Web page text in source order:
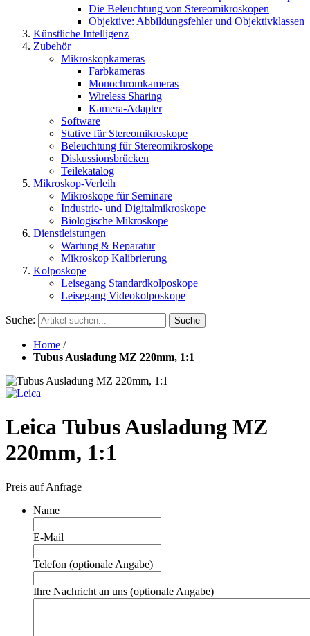
Die Beleuchtung von Stereomikroskopen
Objektive: Abbildungsfehler und Objektivklassen
Künstliche Intelligenz
Zubehör
Mikroskopkameras
Farbkameras
Monochromkameras
Wireless Sharing
Kamera-Adapter
Software
Stative für Stereomikroskope
Beleuchtung für Stereomikroskope
Diskussionsbrücken
Teilekatalog
Mikroskop-Verleih
Mikroskope für Seminare
Industrie- und Digitalmikroskope
Biologische Mikroskope
Dienstleistungen
Wartung & Reparatur
Mikroskop Kalibrierung
Kolposkope
Leisegang Standardkolposkope
Leisegang Videokolposkope
Suche: Suche
Home /
Tubus Ausladung MZ 220mm, 1:1
Leica Tubus Ausladung MZ
220mm, 1:1
Preis auf Anfrage
Name
E-Mail
Telefon (optionale Angabe)
Ihre Nachricht an uns (optionale Angabe)